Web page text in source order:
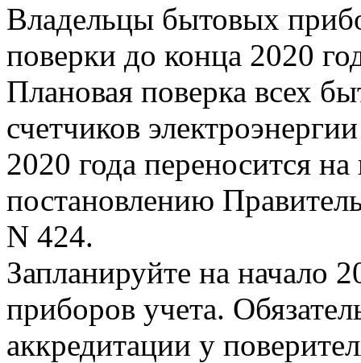
Владельцы бытовых
поверки до конца 2020
Плановая поверка всех
счетчиков
2020 года переносится
постановлению
N 424.
Запланируйте на начало
приборов учета.
аккредитации у